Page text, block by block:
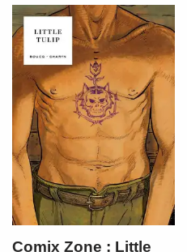
Comix Zone : Little